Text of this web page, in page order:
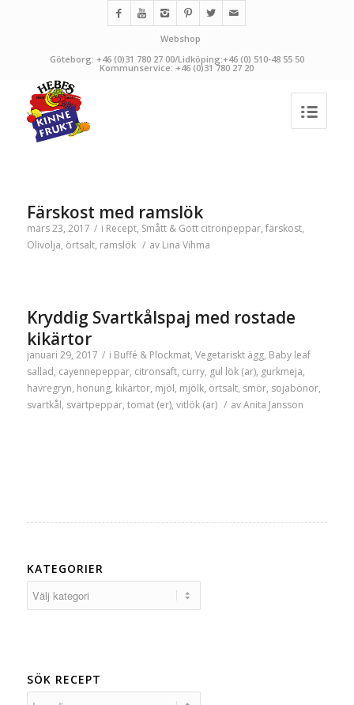
Webshop
Göteborg: +46 (0)31 780 27 00/Lidköping:+46 (0) 510-48 55 50
Kommunservice: +46 (0)31 780 27 20
Färskost med ramslök
mars 23, 2017 / i Recept, Smått & Gott citronpeppar, färskost,
Olivolja, örtsalt, ramslök / av Lina Vihma
Kryddig Svartkålspaj med rostade
kikärtor
januari 29, 2017 / i Buffé & Plockmat, Vegetariskt ägg, Baby leaf
sallad, cayennepeppar, citronsaft, curry, gul lök (ar), gurkmeja,
havregryn, honung, kikärtor, mjöl, mjölk, örtsalt, smör, sojabönor,
svartkål, svartpeppar, tomat (er), vitlök (ar) / avAnita Jansson
KATEGORIER
SÖK RECEPT